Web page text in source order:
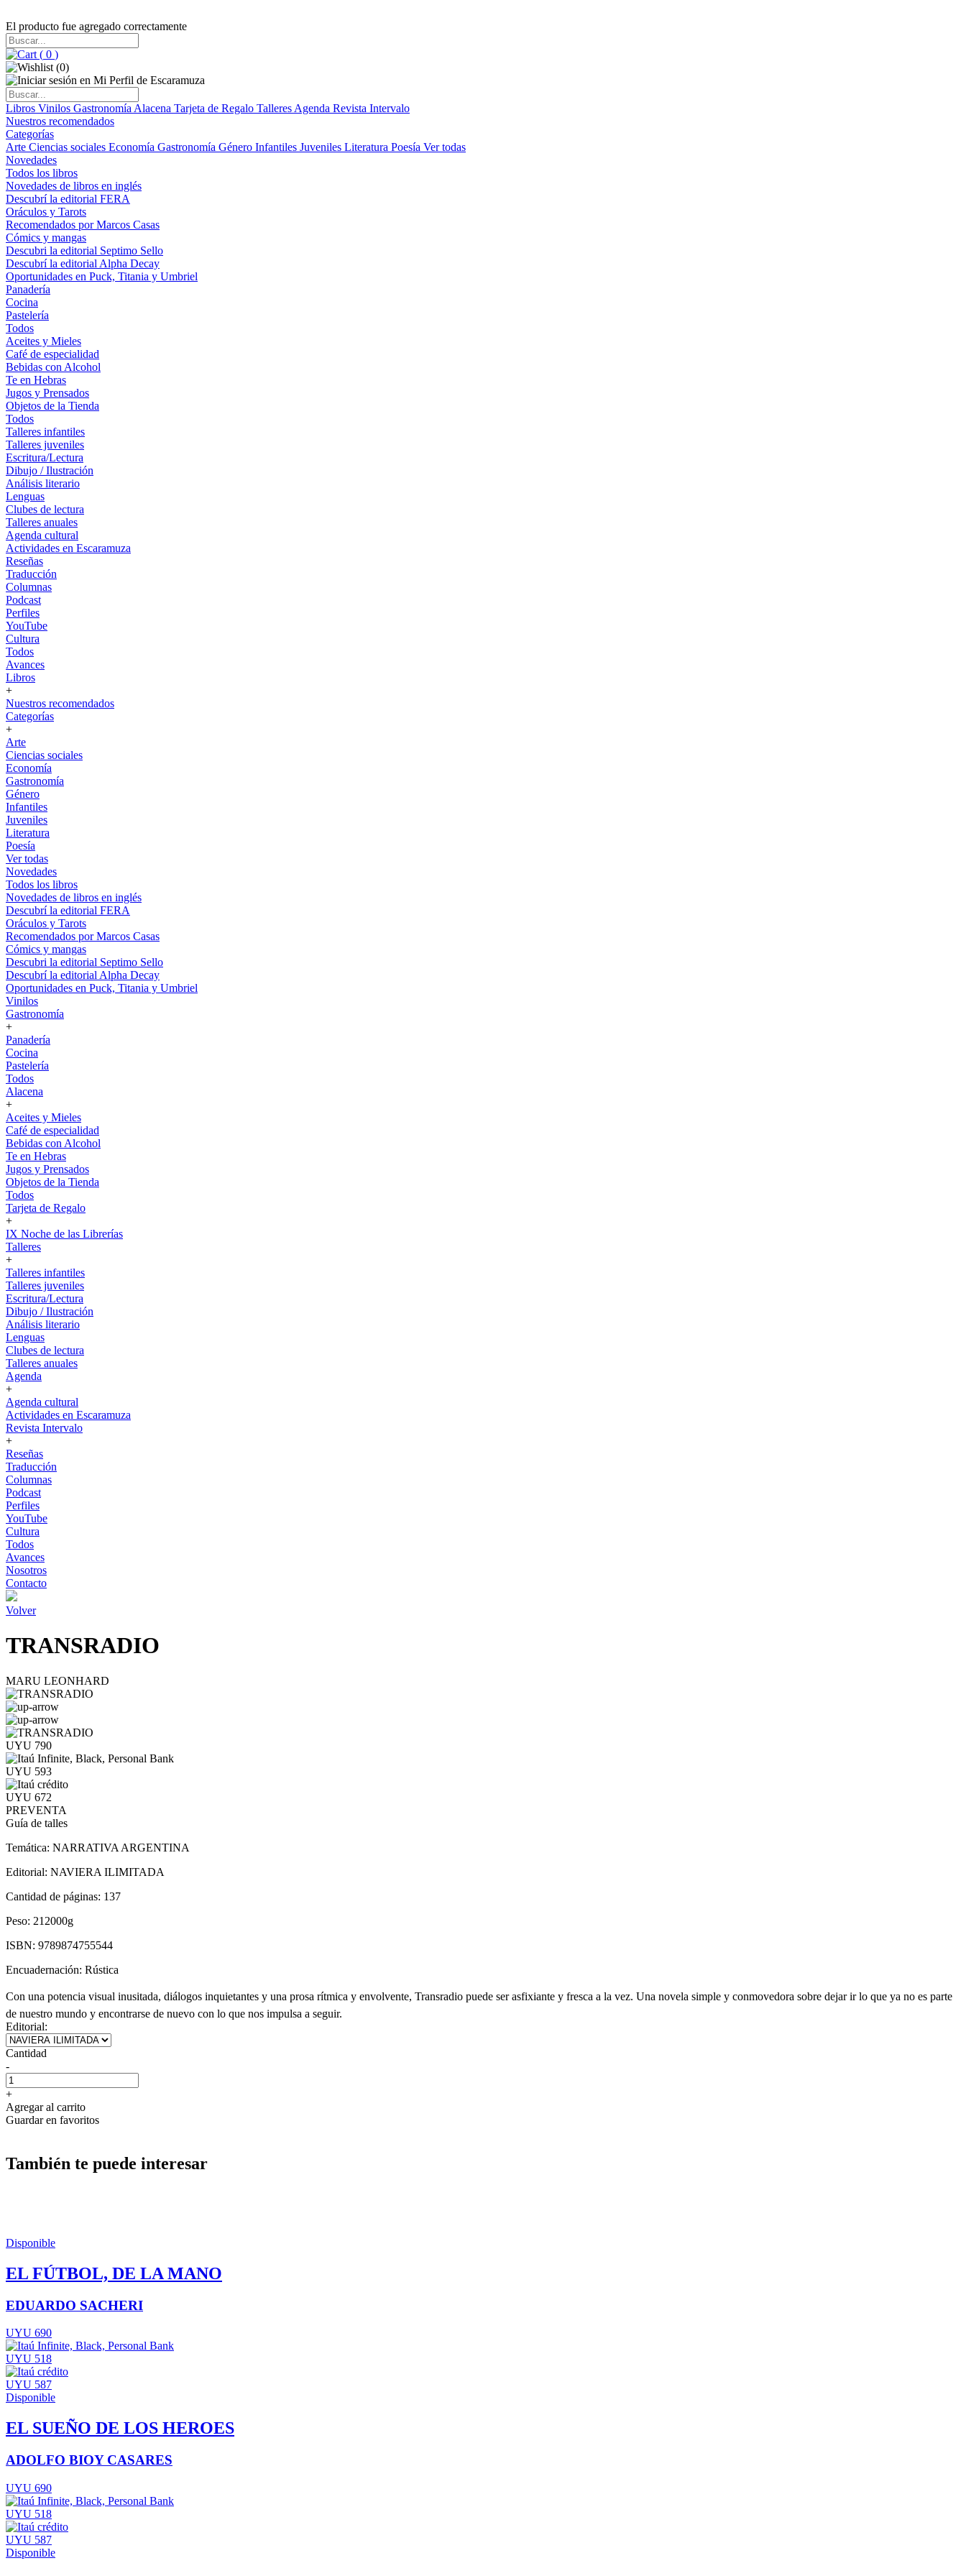
El producto fue agregado correctamente
( 0 )
(0)
Libros Vinilos Gastronomía Alacena Tarjeta de Regalo Talleres Agenda Revista Intervalo
Nuestros recomendados
Categorías
Arte Ciencias sociales Economía Gastronomía Género Infantiles Juveniles Literatura Poesía Ver todas
Novedades
Todos los libros
Novedades de libros en inglés
Descubrí la editorial FERA
Oráculos y Tarots
Recomendados por Marcos Casas
Cómics y mangas
Descubri la editorial Septimo Sello
Descubrí la editorial Alpha Decay
Oportunidades en Puck, Titania y Umbriel
Panadería
Cocina
Pastelería
Todos
Aceites y Mieles
Café de especialidad
Bebidas con Alcohol
Te en Hebras
Jugos y Prensados
Objetos de la Tienda
Todos
Talleres infantiles
Talleres juveniles
Escritura/Lectura
Dibujo / Ilustración
Análisis literario
Lenguas
Clubes de lectura
Talleres anuales
Agenda cultural
Actividades en Escaramuza
Reseñas
Traducción
Columnas
Podcast
Perfiles
YouTube
Cultura
Todos
Avances
Libros
+
Nuestros recomendados
Categorías
+
Arte
Ciencias sociales
Economía
Gastronomía
Género
Infantiles
Juveniles
Literatura
Poesía
Ver todas
Novedades
Todos los libros
Novedades de libros en inglés
Descubrí la editorial FERA
Oráculos y Tarots
Recomendados por Marcos Casas
Cómics y mangas
Descubri la editorial Septimo Sello
Descubrí la editorial Alpha Decay
Oportunidades en Puck, Titania y Umbriel
Vinilos
Gastronomía
+
Panadería
Cocina
Pastelería
Todos
Alacena
+
Aceites y Mieles
Café de especialidad
Bebidas con Alcohol
Te en Hebras
Jugos y Prensados
Objetos de la Tienda
Todos
Tarjeta de Regalo
+
IX Noche de las Librerías
Talleres
+
Talleres infantiles
Talleres juveniles
Escritura/Lectura
Dibujo / Ilustración
Análisis literario
Lenguas
Clubes de lectura
Talleres anuales
Agenda
+
Agenda cultural
Actividades en Escaramuza
Revista Intervalo
+
Reseñas
Traducción
Columnas
Podcast
Perfiles
YouTube
Cultura
Todos
Avances
Nosotros
Contacto
Volver
TRANSRADIO
MARU LEONHARD
UYU 790
UYU 593
UYU 672
PREVENTA
Guía de talles
Temática: NARRATIVA ARGENTINA
Editorial: NAVIERA ILIMITADA
Cantidad de páginas: 137
Peso: 212000g
ISBN: 9789874755544
Encuadernación: Rústica
Con una potencia visual inusitada, diálogos inquietantes y una prosa rítmica y envolvente, Transradio puede ser asfixiante y fresca a la vez. Una novela simple y conmovedora sobre dejar ir lo que ya no es parte
de nuestro mundo y encontrarse de nuevo con lo que nos impulsa a seguir.
Editorial:
Cantidad
-
+
Agregar al carrito
Guardar en favoritos
También te puede interesar
Disponible
EL FÚTBOL, DE LA MANO
EDUARDO SACHERI
UYU 690
UYU 518
UYU 587
Disponible
EL SUEÑO DE LOS HEROES
ADOLFO BIOY CASARES
UYU 690
UYU 518
UYU 587
Disponible